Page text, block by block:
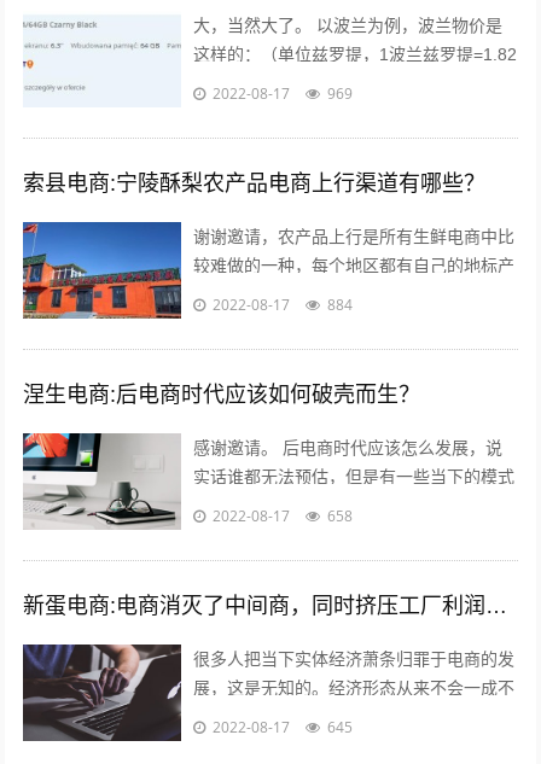
大，当然大了。 以波兰为例，波兰物价是
这样的：（单位兹罗提，1波兰兹罗提=1.82
人民币），本物价是按照波兰平均物价计算
2022-08-17 969
索县电商:宁陵酥梨农产品电商上行渠道有哪些？
谢谢邀请，农产品上行是所有生鲜电商中比
较难做的一种，每个地区都有自己的地标产
品，根据产品的特点，进行品牌建设，营
和...
2022-08-17 884
涅生电商:后电商时代应该如何破壳而生？
感谢邀请。 后电商时代应该怎么发展，说
实话谁都无法预估，但是有一些当下的模式
可以借鉴，毕竟未来新的发展核心思维是没
2022-08-17 658
新蛋电商:电商消灭了中间商，同时挤压工厂利润，廉价的商品带来的是大量的失业和低收入人口，怎么办？
很多人把当下实体经济萧条归罪于电商的发
展，这是无知的。经济形态从来不会一成不
变，从男耕女织到蒸汽机，人类经历了上千
2022-08-17 645